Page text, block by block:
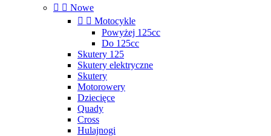
  Nowe
  Motocykle
Powyżej 125cc
Do 125cc
Skutery 125
Skutery elektryczne
Skutery
Motorowery
Dziecięce
Quady
Cross
Hulajnogi